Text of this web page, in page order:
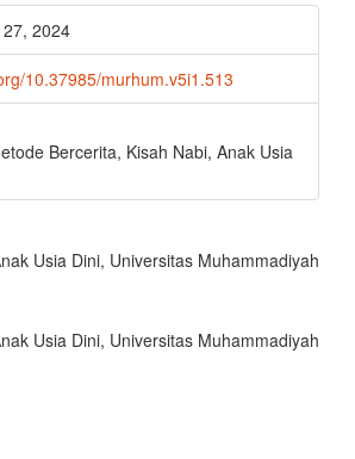
2024
10.37985/murhum.v5i1.513
Bercerita, Kisah Nabi, Anak Usia
Usia Dini, Universitas Muhammadiyah
Usia Dini, Universitas Muhammadiyah